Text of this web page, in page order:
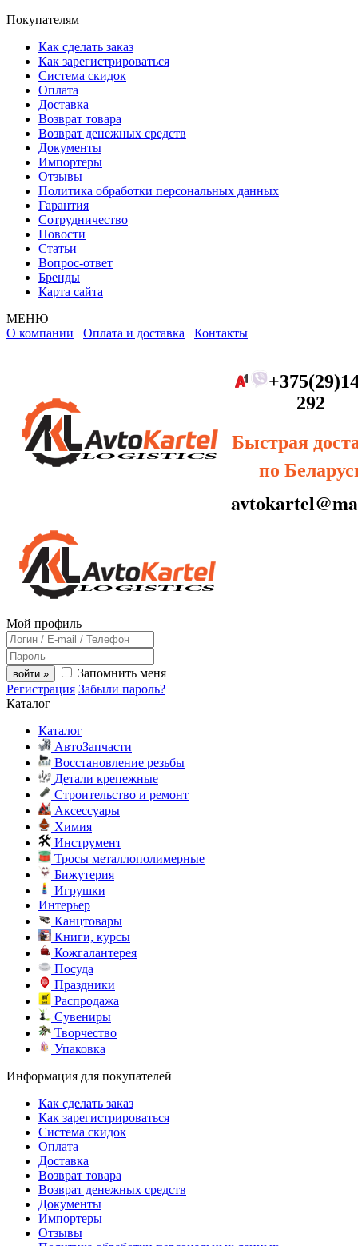
Покупателям
Как сделать заказ
Как зарегистрироваться
Система скидок
Оплата
Доставка
Возврат товара
Возврат денежных средств
Документы
Импортеры
Отзывы
Политика обработки персональных данных
Гарантия
Сотрудничество
Новости
Статьи
Вопрос-ответ
Бренды
Карта сайта
МЕНЮ
О компании Оплата и доставка Контакты
292
Быстрая
по
Мой профиль
войти »
Запомнить меня
Регистрация Забыли пароль?
Каталог
Каталог
АвтоЗапчасти
Восстановление резьбы
Детали крепежные
Строительство и ремонт
Аксессуары
Химия
Инструмент
Тросы металлополимерные
Бижутерия
Игрушки
Интерьер
Канцтовары
Книги, курсы
Кожгалантерея
Посуда
Праздники
Распродажа
Сувениры
Творчество
Упаковка
Информация для покупателей
Как сделать заказ
Как зарегистрироваться
Система скидок
Оплата
Доставка
Возврат товара
Возврат денежных средств
Документы
Импортеры
Отзывы